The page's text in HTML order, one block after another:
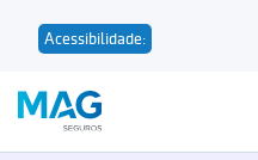
Acessibilidade: